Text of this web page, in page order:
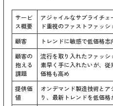
サービ
ス概要
アジャイルなサプライチ
ド重視のファストファッ
顧客
トレンドに敏感で低価格
顧客の
抱える
課題
流行を取り入れたファッシ
素早く手に入れたいが、
価格も高め
提供価
値
オンデマンド製造技術と
り、最新トレンドを低価